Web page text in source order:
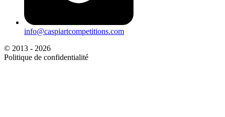
info@caspiartcompetitions.com
© 2013 - 2026
Politique de confidentialité